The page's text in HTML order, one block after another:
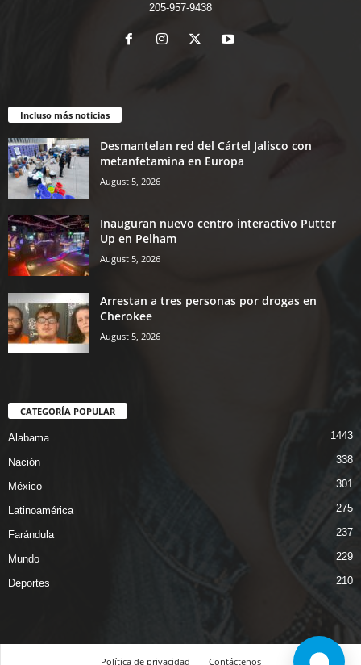
205-957-9438
Incluso más noticias
Desmantelan red del Cártel Jalisco con
metanfetamina en Europa
August 5, 2026
Inauguran nuevo centro interactivo Putter
Up en Pelham
August 5, 2026
Arrestan a tres personas por drogas en
Cherokee
August 5, 2026
CATEGORÍA POPULAR
Alabama 1443
Nación 338
México 301
Latinoamérica 275
Farándula 237
Mundo 229
Deportes 210
Política de privacidad Contáctenos